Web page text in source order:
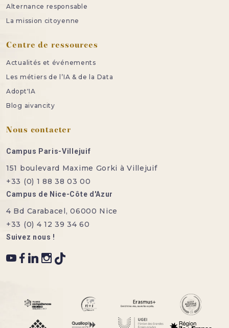
Alternance responsable
La mission citoyenne
Centre de ressources
Actualités et événements
Les métiers de l’IA & de la Data
Adopt'IA
Blog aivancity
Nous contacter
Campus Paris-Villejuif
151 boulevard Maxime Gorki à Villejuif
+33 (0) 1 88 38 03 00
Campus de Nice-Côte d'Azur
4 Bd Carabacel, 06000 Nice
+33 (0) 4 12 39 34 60
Suivez nous !